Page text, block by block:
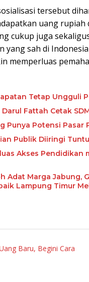
tersebut
uang
cukup juga
yang sah di
memperluas
Tetap Ungguli
Darul Fattah Cetak
Punya Potensi Pasar
Publik Diiringi
Akses Pendidikan
Adat Marga Jabung,
Lampung Timur
Baru, Begini Cara